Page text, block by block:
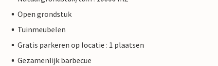
Open grondstuk
Tuinmeubelen
Gratis parkeren op locatie : 1 plaatsen
Gezamenlijk barbecue